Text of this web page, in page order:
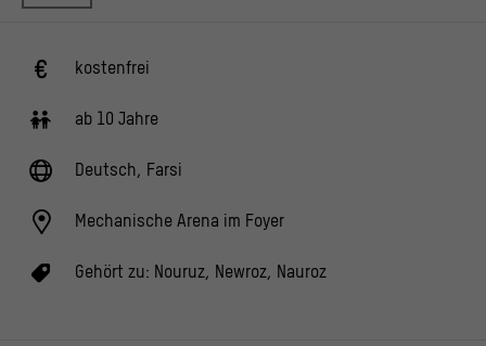
kostenfrei
ab 10 Jahre
Deutsch, Farsi
Mechanische Arena im Foyer
Gehört zu: Nouruz, Newroz, Nauroz